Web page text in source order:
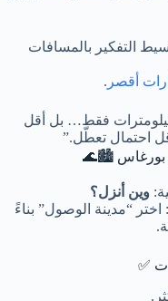
التفكير بالمسافات
أقصر .
فقط… بل أقل
احتمال تعطّل.”
أم بورغاس 🏙️🌊
وين أنزل؟
“مدينة الوصول” بناءً
✅